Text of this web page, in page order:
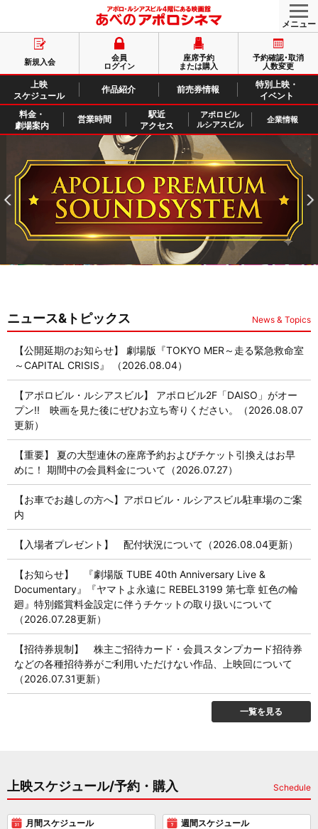
新規入会
会員
ログイン
座席予約
または購入
予約確認･取消
人数変更
上映
スケジュール
作品紹介 前売券情報
特別上映・
イベント
料金・
劇場案内
営業時間
駅近
アクセス
アポロビル
ルシアスビル
企業情報
ニュース&トピックス News & Topics
【公開延期のお知らせ】 劇場版『TOKYO MER～走る緊急救命室
～CAPITAL CRISIS』 （2026.08.04）
【アポロビル・ルシアスビル】 アポロビル2F「DAISO」がオー
プン!! 映画を見た後にぜひお立ち寄りください。（2026.08.07
更新）
【重要】 夏の大型連休の座席予約およびチケット引換えはお早
めに！ 期間中の会員料金について（2026.07.27）
【お車でお越しの方へ】アポロビル・ルシアスビル駐車場のご案
内
【入場者プレゼント】 配付状況について（2026.08.04更新）
【お知らせ】 『劇場版 TUBE 40th Anniversary Live &
Documentary』『ヤマトよ永遠に REBEL3199 第七章 虹色の輪
廻』特別鑑賞料金設定に伴うチケットの取り扱いについて
（2026.07.28更新）
【招待券規制】 株主ご招待カード・会員スタンプカード招待券
などの各種招待券がご利用いただけない作品、上映回について
（2026.07.31更新）
一覧を見る
上映スケジュール/予約・購入 Schedule
月間スケジュール 週間スケジュール